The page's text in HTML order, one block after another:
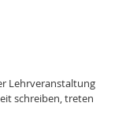
Lehrveranstaltung
schreiben, treten